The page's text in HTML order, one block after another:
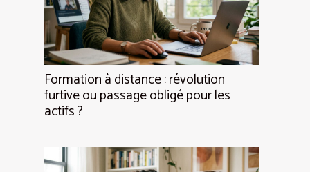
Formation à distance : révolution
furtive ou passage obligé pour les
actifs ?